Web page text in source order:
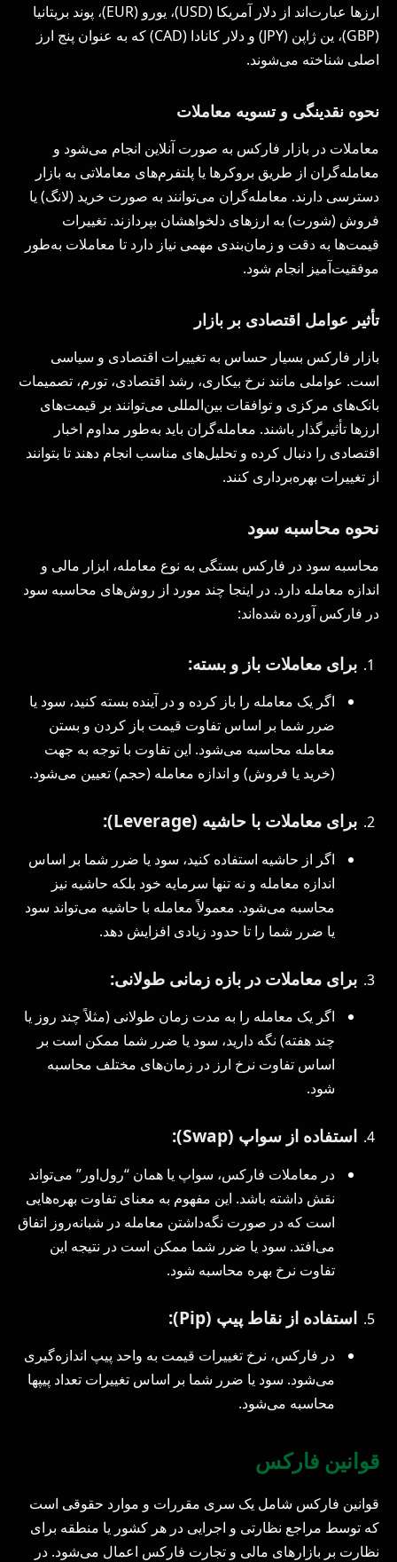
ارزها عبارت‌اند از دلار آمریکا (USD)، یورو (EUR)، پوند بریتانیا
(GBP)، ین ژاپن (JPY) و دلار کانادا (CAD) که به عنوان پنج ارز
اصلی شناخته می‌شوند.
نحوه نقدینگی و تسویه معاملات
معاملات در بازار فارکس به صورت آنلاین انجام می‌شود و
معامله‌گران از طریق بروکرها یا پلتفرم‌های معاملاتی به بازار
دسترسی دارند. معامله‌گران می‌توانند به صورت خرید (لانگ) یا
فروش (شورت) به ارزهای دلخواهشان بپردازند. تغییرات
قیمت‌ها به دقت و زمان‌بندی مهمی نیاز دارد تا معاملات به‌طور
موفقیت‌آمیز انجام شود.
تأثیر عوامل اقتصادی بر بازار
بازار فارکس بسیار حساس به تغییرات اقتصادی و سیاسی
است. عواملی مانند نرخ بیکاری، رشد اقتصادی، تورم، تصمیمات
بانک‌های مرکزی و توافقات بین‌المللی می‌توانند بر قیمت‌های
ارزها تأثیرگذار باشند. معامله‌گران باید به‌طور مداوم اخبار
اقتصادی را دنبال کرده و تحلیل‌های مناسب انجام دهند تا بتوانند
از تغییرات بهره‌برداری کنند.
نحوه محاسبه سود
محاسبه سود در فارکس بستگی به نوع معامله، ابزار مالی و
اندازه معامله دارد. در اینجا چند مورد از روش‌های محاسبه سود
در فارکس آورده شده‌اند:
برای معاملات باز و بسته:
اگر یک معامله را باز کرده و در آینده بسته کنید، سود یا
ضرر شما بر اساس تفاوت قیمت باز کردن و بستن
معامله محاسبه می‌شود. این تفاوت با توجه به جهت
(خرید یا فروش) و اندازه معامله (حجم) تعیین می‌شود.
برای معاملات با حاشیه (Leverage):
اگر از حاشیه استفاده کنید، سود یا ضرر شما بر اساس
اندازه معامله و نه تنها سرمایه خود بلکه حاشیه نیز
محاسبه می‌شود. معمولاً معامله با حاشیه می‌تواند سود
یا ضرر شما را تا حدود زیادی افزایش دهد.
برای معاملات در بازه زمانی طولانی:
اگر یک معامله را به مدت زمان طولانی (مثلاً چند روز یا
چند هفته) نگه دارید، سود یا ضرر شما ممکن است بر
اساس تفاوت نرخ ارز در زمان‌های مختلف محاسبه
شود.
استفاده از سواپ (Swap):
در معاملات فارکس، سواپ یا همان “رول‌اور” می‌تواند
نقش داشته باشد. این مفهوم به معنای تفاوت بهره‌هایی
است که در صورت نگه‌داشتن معامله در شبانه‌روز اتفاق
می‌افتد. سود یا ضرر شما ممکن است در نتیجه این
تفاوت نرخ بهره محاسبه شود.
استفاده از نقاط پیپ (Pip):
در فارکس، نرخ تغییرات قیمت به واحد پیپ اندازه‌گیری
می‌شود. سود یا ضرر شما بر اساس تغییرات تعداد پیپها
محاسبه می‌شود.
قوانین فارکس
قوانین فارکس شامل یک سری مقررات و موارد حقوقی است
که توسط مراجع نظارتی و اجرایی در هر کشور یا منطقه برای
نظارت بر بازارهای مالی و تجارت فارکس اعمال می‌شود. در